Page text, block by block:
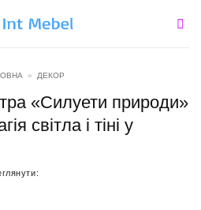
» ДЕКОР
«Силуети природи»
світла і тіні у